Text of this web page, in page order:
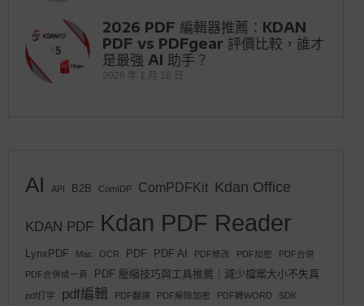
5
2026 PDF 編輯器推薦：KDAN
PDF vs PDFgear 評價比較，誰才
是最強 AI 助手？
2026 年 1 月 18 日
AI API B2B ComIDP ComPDFKit Kdan Office
KDAN PDF Kdan PDF Reader
LynxPDF Mac OCR PDF PDF AI PDF修改 PDF加密 PDF合併
PDF合併成一頁 PDF 壓縮技巧與工具推薦｜減少檔案大小不失真
pdf打字 pdf編輯 PDF翻譯 PDF解除加密 PDF轉WORD SDK